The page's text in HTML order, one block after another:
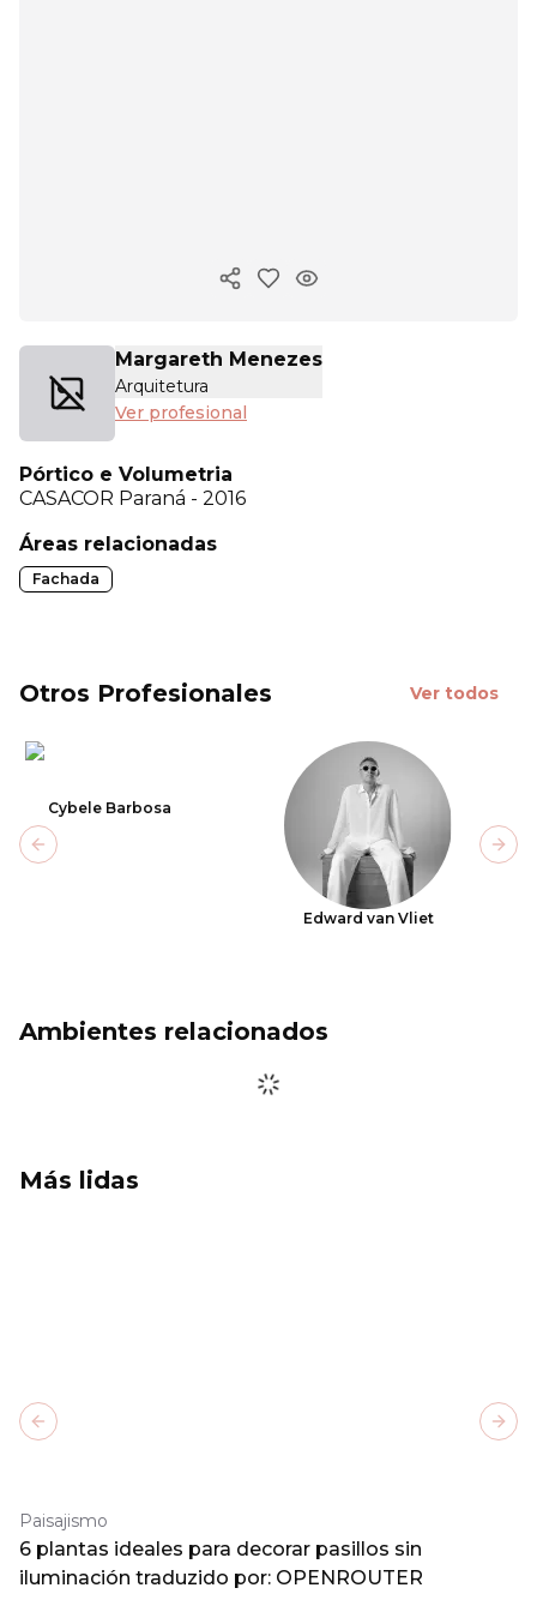
Copiar enlace
Margareth Menezes
Arquitetura
Ver profesional
Pórtico e Volumetria
CASACOR Paraná - 2016
Áreas relacionadas
Fachada
Otros Profesionales Ver todos
Cybele Barbosa
Edward van Vliet
Previous slide
Ambientes relacionados
Más lidas
Paisajismo
6 plantas ideales para decorar pasillos sin
iluminación traduzido por: OPENROUTER
Previous slide